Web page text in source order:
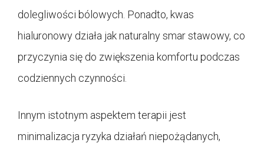
dolegliwości bólowych. Ponadto, kwas
hialuronowy działa jak naturalny smar stawowy, co
przyczynia się do zwiększenia komfortu podczas
codziennych czynności.
Innym istotnym aspektem terapii jest
minimalizacja ryzyka działań niepożądanych,